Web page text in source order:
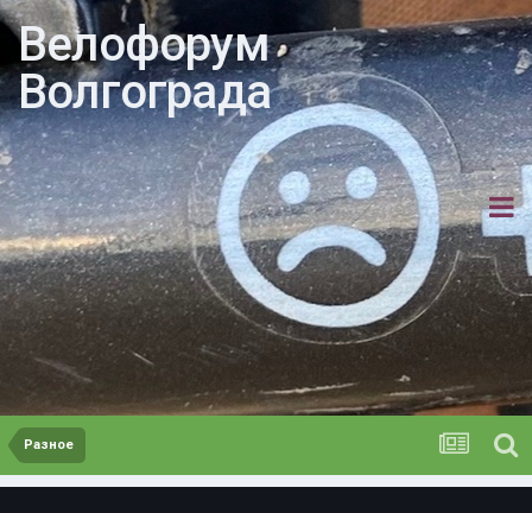
Велофорум
Волгограда
Разное